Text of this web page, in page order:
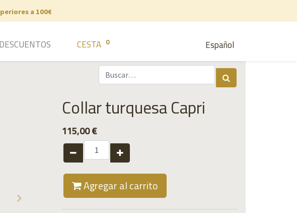
a 100€
Español
DESCUENTOS CESTA 0
Collar turquesa Capri
115,00€
Agregar al carrito